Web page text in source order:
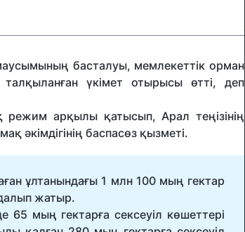
басталуы, мемлекеттік орман
үкімет отырысы өтті, деп
арқылы қатысып, Арал теңізінің
әкімдігінің баспасөз қызметі.
ұлтанындағы 1 млн 100 мың гектар
жатыр.
мың гектарға сексеуіл көшеттері